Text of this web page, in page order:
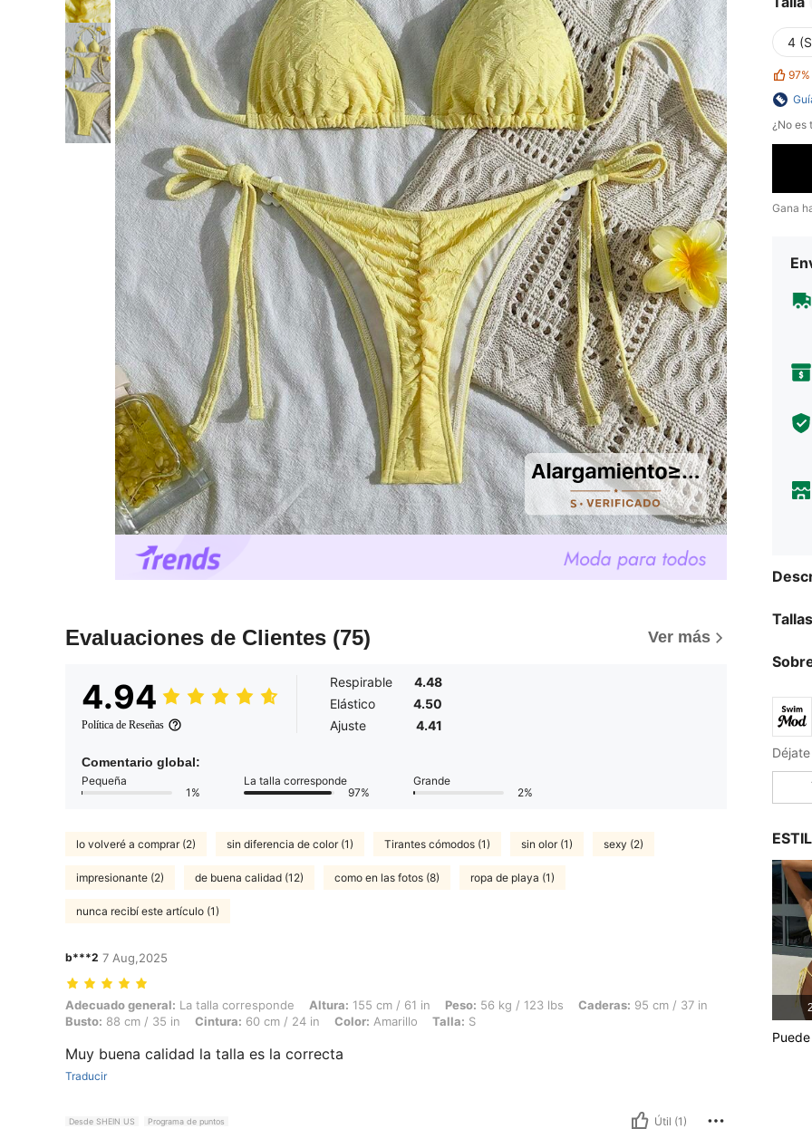
Evaluaciones de Clientes (75) Ver más
4.94
Política de Reseñas
Respirable
4.48
Elástico
4.50
Ajuste
4.41
Comentario global:
Pequeña
1%
La talla corresponde
97%
Grande
2%
lo volveré a comprar (2) sin diferencia de color (1) Tirantes cómodos (1) sin olor (1) sexy (2)
impresionante (2) de buena calidad (12) como en las fotos (8) ropa de playa (1)
nunca recibí este artículo (1)
b***2 7 Aug,2025
Adecuado general: La talla corresponde, Altura: 155 cm / 61 in, Peso: 56 kg / 123 lbs, Caderas: 95 cm / 37 in, Busto: 88 cm / 35 in, Cintura: 60 cm / 24
Adecuado general: La talla corresponde Altura: 155 cm / 61 in Peso: 56 kg / 123 lbs Caderas: 95 cm / 37 in
Busto: 88 cm / 35 in Cintura: 60 cm / 24 in Color: Amarillo Talla: S
Muy buena calidad la talla es la correcta
Traducir
Desde SHEIN US Programa de puntos Útil (1)
4
97%
¿No es
Gana